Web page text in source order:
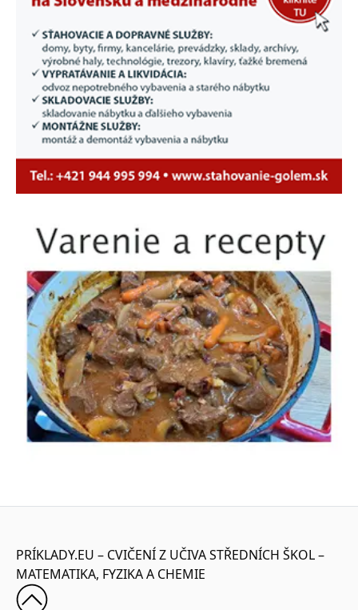
PRÍKLADY.EU – CVIČENÍ Z UČIVA STŘEDNÍCH ŠKOL –
MATEMATIKA, FYZIKA A CHEMIE